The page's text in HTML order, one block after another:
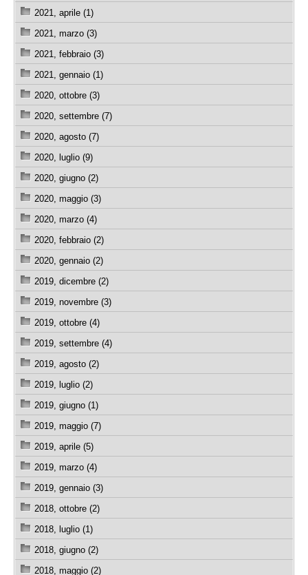
2021, aprile (1)
2021, marzo (3)
2021, febbraio (3)
2021, gennaio (1)
2020, ottobre (3)
2020, settembre (7)
2020, agosto (7)
2020, luglio (9)
2020, giugno (2)
2020, maggio (3)
2020, marzo (4)
2020, febbraio (2)
2020, gennaio (2)
2019, dicembre (2)
2019, novembre (3)
2019, ottobre (4)
2019, settembre (4)
2019, agosto (2)
2019, luglio (2)
2019, giugno (1)
2019, maggio (7)
2019, aprile (5)
2019, marzo (4)
2019, gennaio (3)
2018, ottobre (2)
2018, luglio (1)
2018, giugno (2)
2018, maggio (2)